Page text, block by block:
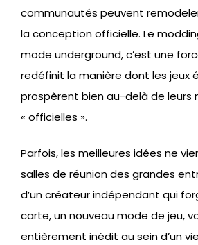
communautés peuvent
la conception officielle. Le
mode underground, c’est une
redéfinit la manière dont les jeux
prospèrent bien au-delà de leurs
« officielles ».
Parfois, les meilleures idées ne
salles de réunion des grandes
d’un créateur indépendant qui
carte, un nouveau mode de jeu,
entièrement inédit au sein d’un